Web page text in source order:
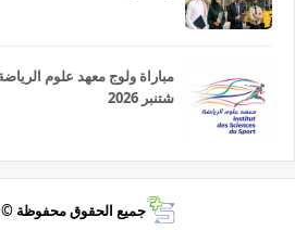
شتنبر 2026
جميع الحقوق محفوظة ©